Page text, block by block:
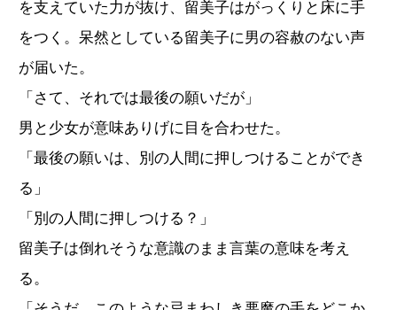
を支えていた力が抜け、留美子はがっくりと床に手
をつく。呆然としている留美子に男の容赦のない声
が届いた。
「さて、それでは最後の願いだが」
男と少女が意味ありげに目を合わせた。
「最後の願いは、別の人間に押しつけることができ
る」
「別の人間に押しつける？」
留美子は倒れそうな意識のまま言葉の意味を考え
る。